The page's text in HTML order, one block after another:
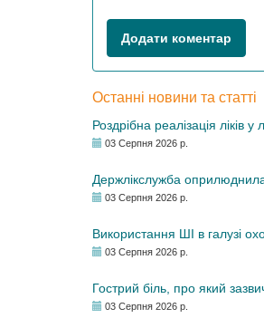
Додати коментар
Останні новини та статті
Роздрібна реалізація ліків у
03 Серпня 2026 р.
Держлікслужба
03 Серпня 2026 р.
Використання ШІ в галузі
03 Серпня 2026 р.
Гострий біль, про який
03 Серпня 2026 р.